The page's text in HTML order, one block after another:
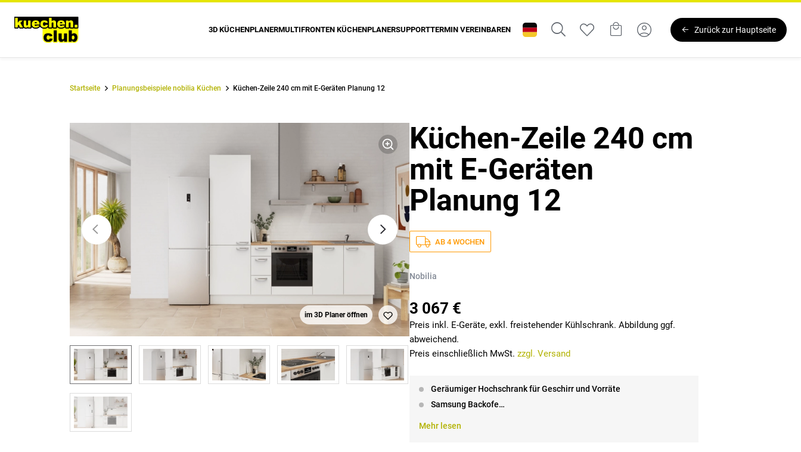
3D KÜCHENPLANERMULTIFRONTEN KÜCHENPLANERSUPPORTTERMIN VEREINBAREN Zurück zur Hauptseite
Startseite Planungsbeispiele nobilia Küchen Küchen-Zeile 240 cm mit E-Geräten Planung 12
im 3D Planer öffnen
Küchen-Zeile 240 cm
mit E-Geräten
Planung 12
AB 4 WOCHEN
Nobilia
3 067 €
Preis inkl. E-Geräte, exkl. freistehender Kühlschrank. Abbildung ggf.
abweichend.
Preis einschließlich MwSt. zzgl. Versand
Geräumiger Hochschrank für Geschirr und Vorräte
Samsung Backofe…
Mehr lesen